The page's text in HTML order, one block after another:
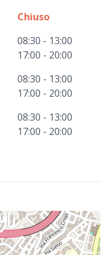
Chiuso
08:30 - 13:00
17:00 - 20:00
08:30 - 13:00
17:00 - 20:00
08:30 - 13:00
17:00 - 20:00